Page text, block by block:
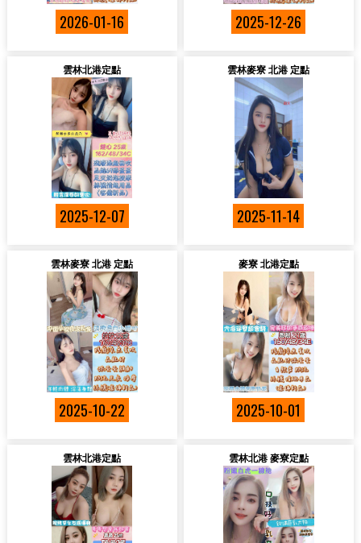
2026-01-16 2025-12-26
雲林北港定點
2025-12-07
雲林麥寮 北港 定點
2025-11-14
雲林麥寮 北港 定點
2025-10-22
麥寮 北港定點
2025-10-01
雲林北港定點 雲林北港 麥寮定點